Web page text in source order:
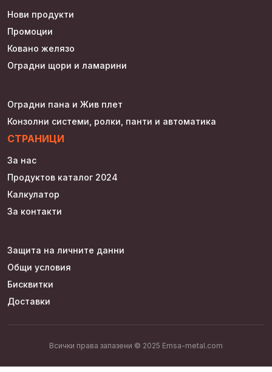
Нови продукти
Промоции
Ковано желязо
Оградни щори и ламарини
Оградни пана и Жив плет
Конзолни системи, ролки, панти и автоматика
СТРАНИЦИ
За нас
Продуктов каталог 2024
Калкулатор
За контакти
Защита на личните данни
Общи условия
Бисквитки
Доставки
Всички права запазени © 2025 Emsa-metal.com